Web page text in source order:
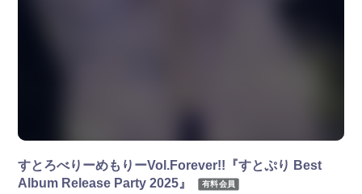
すとろべりーめもりーVol.Forever!!『すとぷり Best
Album Release Party 2025』
有料会員